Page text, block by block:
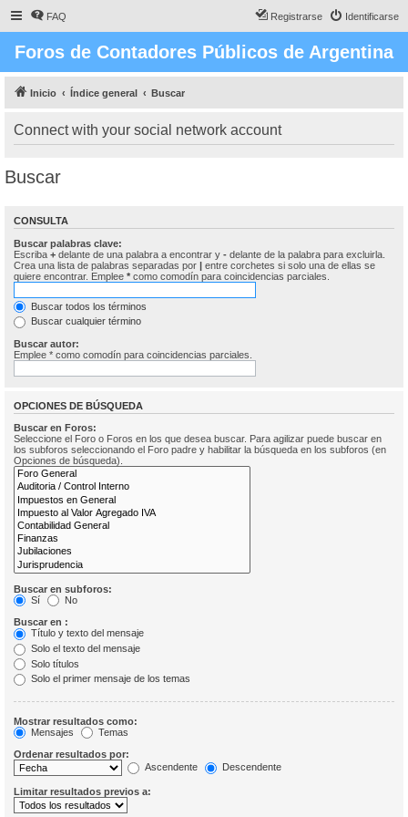
FAQ Identificarse
Registrarse
Foros de Contadores Públicos de Argentina
Inicio Índice general Buscar
Connect with your social network account
Buscar
CONSULTA
Buscar palabras clave:
Escriba + delante de una palabra a encontrar y - delante de la palabra para excluirla.
Crea una lista de palabras separadas por | entre corchetes si solo una de ellas se
quiere encontrar. Emplee * como comodín para coincidencias parciales.
Buscar todos los términos
Buscar cualquier término
Buscar autor:
Emplee * como comodín para coincidencias parciales.
OPCIONES DE BÚSQUEDA
Buscar en Foros:
Seleccione el Foro o Foros en los que desea buscar. Para agilizar puede buscar en
los subforos seleccionando el Foro padre y habilitar la búsqueda en los subforos (en
Opciones de búsqueda).
Buscar en subforos:
Sí
No
Buscar en :
Título y texto del mensaje
Solo el texto del mensaje
Solo títulos
Solo el primer mensaje de los temas
Mostrar resultados como:
Mensajes
Temas
Ordenar resultados por:
Ascendente
Descendente
Limitar resultados previos a: